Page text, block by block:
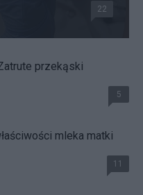
22
przekąski
5
mleka matki
11